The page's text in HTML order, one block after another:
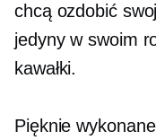
chcą ozdobić
jedyny w swoim
kawałki.
Pięknie